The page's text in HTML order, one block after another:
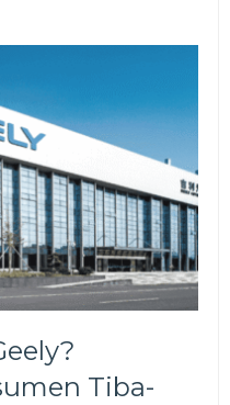
Tiba-